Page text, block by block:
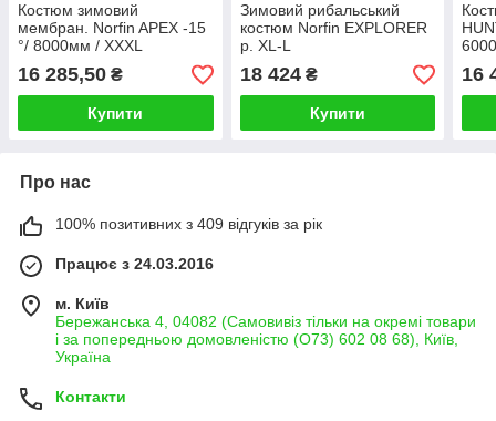
Костюм зимовий
мембран. Norfin APEX -15
°/ 8000мм / XXXL
16 285,50 ₴
Купити
Зимовий рибальський
костюм Norfin EXPLORER
р. XL-L
18 424₴
Купити
16
Про нас
100% позитивних з 409 відгуків за рік
Працює з 24.03.2016
м. Київ
Бережанська 4, 04082 (Самовивіз тільки на окремі товари
і за попередньою домовленістю (О73) 602 08 68), Київ,
Україна
Контакти